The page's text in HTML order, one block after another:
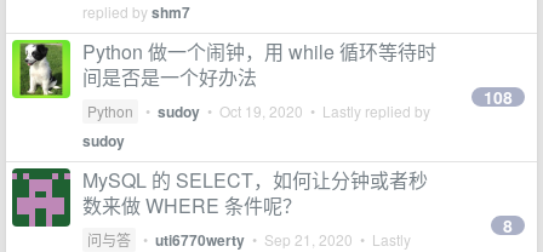
replied byshm7
Python 做一个闹钟，用 while 循环等待时
间是否是一个好办法
Python • sudoy • Oct 19, 2020 • Lastly replied by
sudoy
108
MySQL 的 SELECT，如何让分钟或者秒
数来做 WHERE 条件呢？
问与答 • uti6770werty • Sep 21, 2020 • Lastly
8